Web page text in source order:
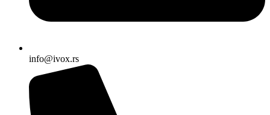
info@ivox.rs